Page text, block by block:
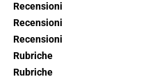
Recensioni
Recensioni
Recensioni
Rubriche
Rubriche